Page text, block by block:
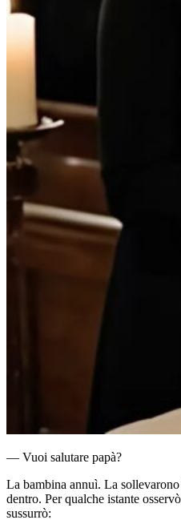
— Vuoi salutare papà?
La bambina annuì. La
dentro. Per qualche istante
sussurrò: